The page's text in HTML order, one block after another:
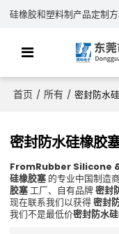
硅橡胶和塑料制产品定制
首页 / 所有 / 密封防水
密封防水硅橡胶
FromRubber Silicone
硅橡胶塞 的专业中国制造
胶塞工厂、自有品牌密封
现在联系我们以获得密封
我们不是最低价密封防水